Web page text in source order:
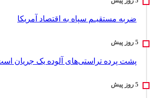
ضربه مستقیـم سپاه به اقتصاد آمر‌یکا
پشت پرده تراستی‌های آلوده یک جریان